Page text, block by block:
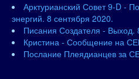
Арктурианский Совет 9-D -
энергий. 8 сентября 2020.
Писания Создателя - Выход.
Кристина - Сообщение на
Послание Плеядианцев за